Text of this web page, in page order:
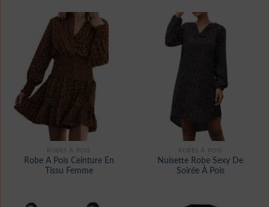
ROBES À POIS
Robe A Pois Ceinture En
Tissu Femme
ROBES À POIS
Nuisette Robe Sexy De
Soirée À Pois